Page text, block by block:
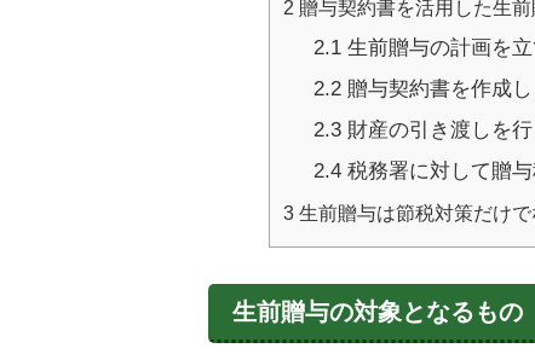
2 贈与契約書を活用した生
2.1生前贈与の計画を立
2.2贈与契約書を作成し
2.3財産の引き渡しを行
2.4税務署に対して贈
3 生前贈与は節税対策だけ
生前贈与の対象となるもの